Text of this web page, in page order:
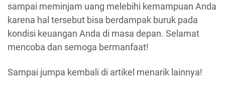
sampai meminjam uang melebihi kemampuan Anda
karena hal tersebut bisa berdampak buruk pada
kondisi keuangan Anda di masa depan. Selamat
mencoba dan semoga bermanfaat!
Sampai jumpa kembali di artikel menarik lainnya!